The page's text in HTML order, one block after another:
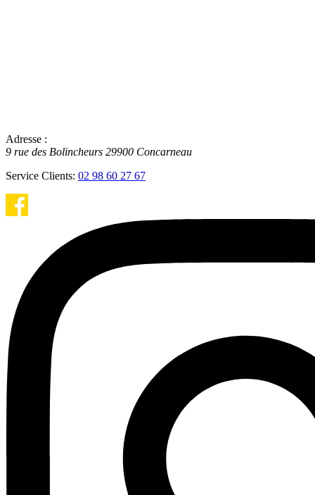
Adresse :
9 rue des Bolincheurs 29900 Concarneau
Service Clients: 02 98 60 27 67